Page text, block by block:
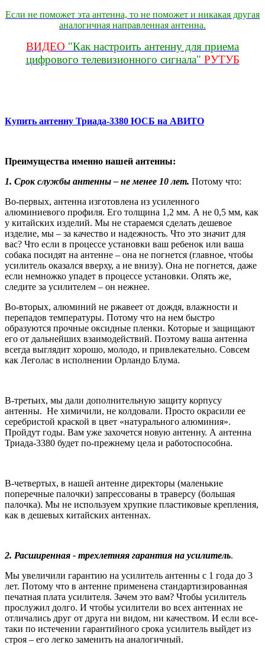
Если не поможет эта антенна, то не поможет и никакая другая
аналогичная направленная антенна.
ВИДЕО "Как настроить антенну для приема
цифрового телевизионного сигнала" РУТУБ
Купить антенну Триада-3380 ЮСБ на АВИТО
Преимущества именно нашей антенны:
1. Срок службы антенны – не менее 10 лет. Потому что:
Во-первых, антенна изготовлена из усиленного
алюминиевого профиля. Его толщина 1,2 мм. А не 0,5 мм, как
у китайских изделий. Мы не стараемся сделать дешевое
изделие, мы – за качество и надежность. Что это значит для
вас? Что если в процессе установки ваш ребенок или ваша
собака посидят на антенне – она не погнется (главное, чтобы
усилитель оказался вверху, а не внизу). Она не погнется, даже
если немножко упадет в процессе установки. Опять же,
следите за усилителем – он нежнее.
Во-вторых, алюминий не ржавеет от дождя, влажности и
перепадов температуры. Потому что на нем быстро
образуются прочные оксидные пленки. Которые и защищают
его от дальнейших взаимодействий. Поэтому ваша антенна
всегда выглядит хорошо, молодо, и привлекательно. Совсем
как Леголас в исполнении Орландо Блума.
В-третьих, мы дали дополнительную защиту корпусу
антенны. Не химичили, не колдовали. Просто окрасили ее
серебристой краской в цвет «натурального алюминия».
Пройдут годы. Вам уже захочется новую антенну. А антенна
Триада-3380 будет по-прежнему цела и работоспособна.
В-четвертых, в нашей антенне директоры (маленькие
поперечные палочки) запрессованы в траверсу (большая
палочка). Мы не используем хрупкие пластиковые крепления,
как в дешевых китайских антеннах.
2. Расширенная - трехлетняя гарантия на усилитель.
Мы увеличили гарантию на усилитель антенны с 1 года до 3
лет. Потому что в антенне применена стандартизированная
печатная плата усилителя. Зачем это вам? Чтобы усилитель
прослужил долго. И чтобы усилители во всех антеннах не
отличались друг от друга ни видом, ни качеством. И если все-
таки по истечении гарантийного срока усилитель выйдет из
строя – его легко заменить на аналогичный.